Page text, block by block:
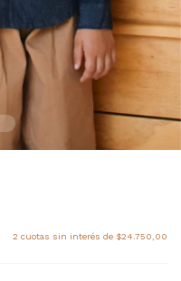
2 cuotas sin interés de $24.750,00